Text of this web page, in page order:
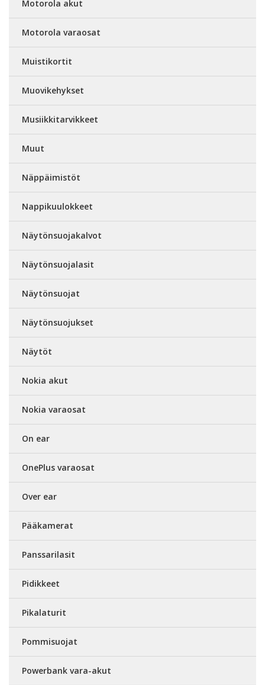
Motorola akut
Motorola varaosat
Muistikortit
Muovikehykset
Musiikkitarvikkeet
Muut
Näppäimistöt
Nappikuulokkeet
Näytönsuojakalvot
Näytönsuojalasit
Näytönsuojat
Näytönsuojukset
Näytöt
Nokia akut
Nokia varaosat
On ear
OnePlus varaosat
Over ear
Pääkamerat
Panssarilasit
Pidikkeet
Pikalaturit
Pommisuojat
Powerbank vara-akut